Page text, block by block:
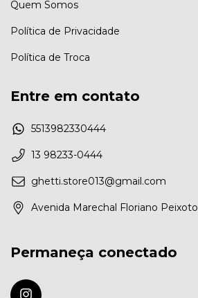
Quem Somos
Política de Privacidade
Política de Troca
Entre em contato
5513982330444
13 98233-0444
ghetti.store013@gmail.com
Avenida Marechal Floriano Peixoto
Permaneça conectado